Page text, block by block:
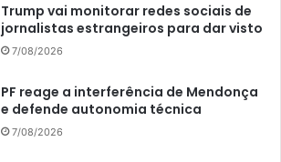
Trump vai monitorar redes sociais de
jornalistas estrangeiros para dar visto
7/08/2026
PF reage a interferência de Mendonça
e defende autonomia técnica
7/08/2026